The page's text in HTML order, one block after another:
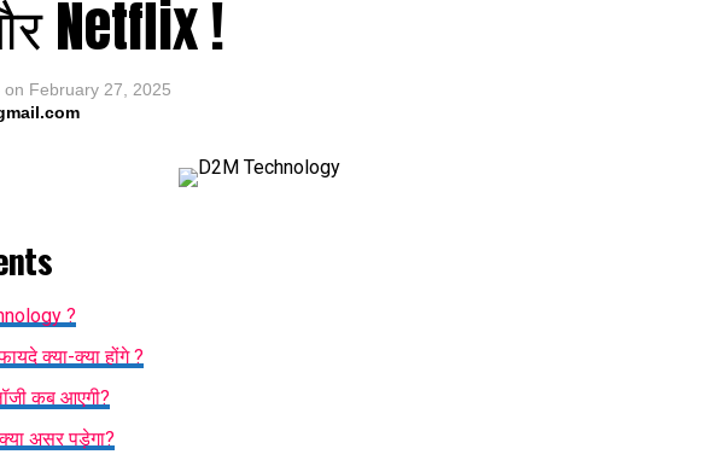
Netflix !
on February 27, 2025
?
क्या-क्या होंगे ?
कब आएगी?
असर पड़ेगा?